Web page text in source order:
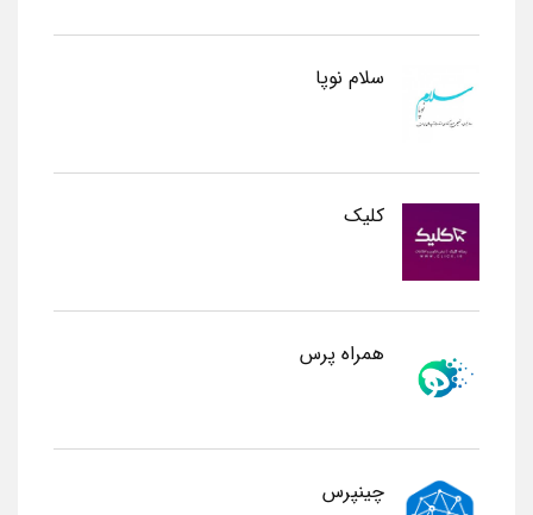
سلام نوپا
کلیک
همراه پرس
چینپرس